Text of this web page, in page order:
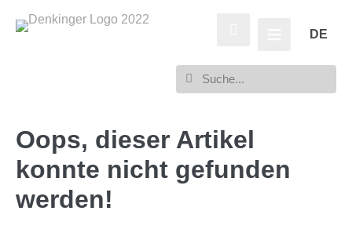
DE
Oops, dieser Artikel
konnte nicht gefunden
werden!